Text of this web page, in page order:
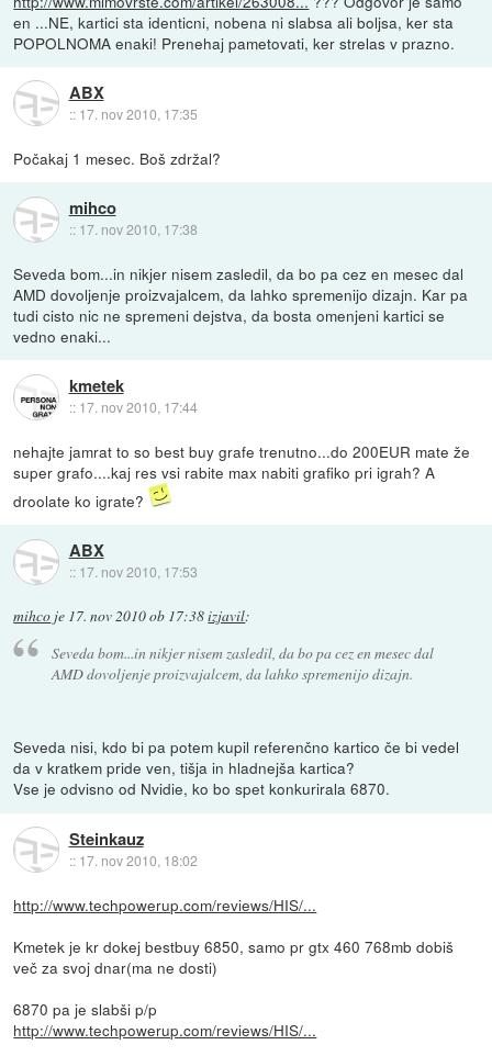
en ...NE, kartici sta identicni, nobena ni slabsa ali boljsa, ker sta
POPOLNOMA enaki! Prenehaj pametovati, ker strelas v prazno.
ABX
:: 17. nov 2010, 17:35
Počakaj 1 mesec. Boš zdržal?
mihco
:: 17. nov 2010, 17:38
Seveda bom...in nikjer nisem zasledil, da bo pa cez en mesec dal
AMD dovoljenje proizvajalcem, da lahko spremenijo dizajn. Kar pa
tudi cisto nic ne spremeni dejstva, da bosta omenjeni kartici se
vedno enaki...
kmetek
:: 17. nov 2010, 17:44
nehajte jamrat to so best buy grafe trenutno...do 200EUR mate že
super grafo....kaj res vsi rabite max nabiti grafiko pri igrah? A
droolate ko igrate?
ABX
:: 17. nov 2010, 17:53
mihco je 17. nov 2010 ob 17:38izjavil:
Seveda bom...in nikjer nisem zasledil, da bo pa cez en mesec dal
AMD dovoljenje proizvajalcem, da lahko spremenijo dizajn.
Seveda nisi, kdo bi pa potem kupil referenčno kartico če bi vedel
da v kratkem pride ven, tišja in hladnejša kartica?
Vse je odvisno od Nvidie, ko bo spet konkurirala 6870.
Steinkauz
:: 17. nov 2010, 18:02
http://www.techpowerup.com/reviews/HIS/...
Kmetek je kr dokej bestbuy 6850, samo pr gtx 460 768mb dobiš
več za svoj dnar(ma ne dosti)
6870 pa je slabši p/p
http://www.techpowerup.com/reviews/HIS/...